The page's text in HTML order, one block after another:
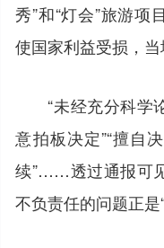
秀”和“灯会”旅游
使国家利益受损，当
“未经充分科学
意拍板决定”“擅自
续”……透过通报可
不负责任的问题正是